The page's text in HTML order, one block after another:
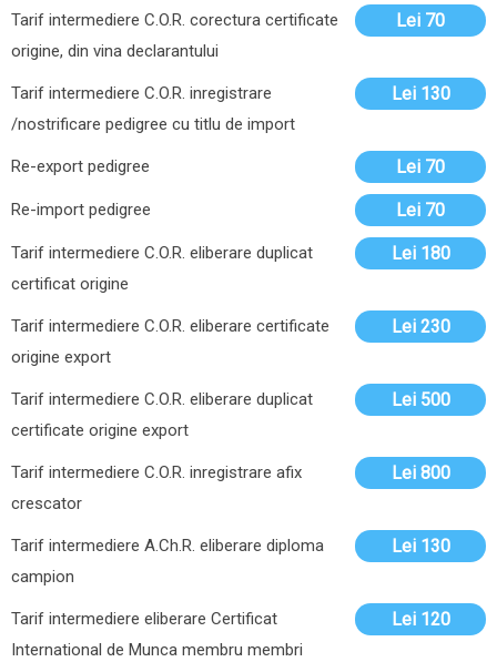
Tarif intermediere C.O.R. corectura certificate
origine, din vina declarantului
Lei 70
Tarif intermediere C.O.R. inregistrare
/nostrificare pedigree cu titlu de import
Lei 130
Re-export pedigree Lei 70
Re-import pedigree Lei 70
Tarif intermediere C.O.R. eliberare duplicat
certificat origine
Lei 180
Tarif intermediere C.O.R. eliberare certificate
origine export
Lei 230
Tarif intermediere C.O.R. eliberare duplicat
certificate origine export
Lei 500
Tarif intermediere C.O.R. inregistrare afix
crescator
Lei 800
Tarif intermediere A.Ch.R. eliberare diploma
campion
Lei 130
Tarif intermediere eliberare Certificat
International de Munca membru membri
Lei 120